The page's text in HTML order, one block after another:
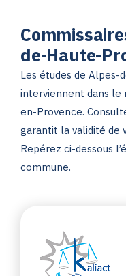
de-Haute-
Les études de Alpes-
interviennent dans le
en-Provence.
garantit la validité de
Repérez ci-dessous
commune.